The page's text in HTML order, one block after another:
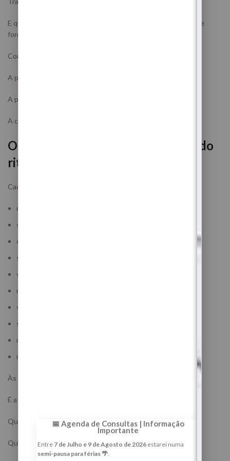
E quando a energia muda, a pessoa começa a posicionar-se de
forma diferente.
Começa a escolher melhor.
A proteger-se mais.
A permitir menos invasão.
A confiar mais no seu caminho.
O que a pessoa pode sentir depois do
ritual?
Cada pessoa sente de forma diferente, mas é comum surgir:
maior necessidade de descanso
sonhos intensos ou simbólicos
emoções antigas a virem à superfície
sensação de limpeza interior
vontade de proteger mais a casa e a energia
mais clareza sobre relações e decisões
vontade de reorganizar a vida
sensação gradual de leveza
mais calma emocional
maior confiança para iniciar uma nova fase
Às vezes, o primeiro sinal do ritual não é algo exterior.
É a pessoa sentir que já não quer viver da mesma forma.
Que já não aceita a mesma energia.
Que já não se abandona com tanta facilidade.
📅 Agenda de Consultas | Informação
Importante
Entre 7 de Julho e 9 de Agosto de 2026estarei numa
semi-pausa para férias 🌴.